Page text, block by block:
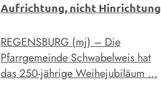
Aufrichtung, nicht Hinrichtung
REGENSBURG (mj) – Die
Pfarrgemeinde Schwabelweis hat
das 250-jährige Weihejubiläum …